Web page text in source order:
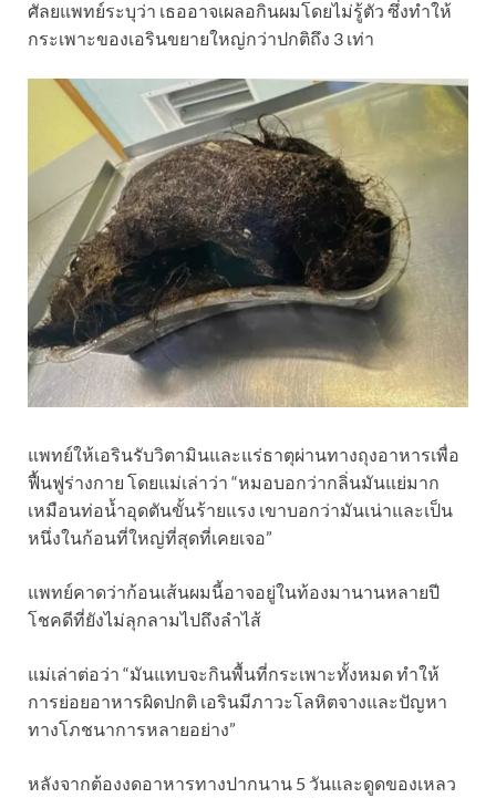
ศัลยแพทย์ระบุว่า เธออาจเผลอกินผมโดยไม่รู้ตัว ซึ่งทำให้
กระเพาะของเอรินขยายใหญ่กว่าปกติถึง 3 เท่า
แพทย์ให้เอรินรับวิตามินและแร่ธาตุผ่านทางถุงอาหารเพื่อ
ฟื้นฟูร่างกาย โดยแม่เล่าว่า “หมอบอกว่ากลิ่นมันแย่มาก
เหมือนท่อน้ำอุดตันขั้นร้ายแรง เขาบอกว่ามันเน่าและเป็น
หนึ่งในก้อนที่ใหญ่ที่สุดที่เคยเจอ”
แพทย์คาดว่าก้อนเส้นผมนี้อาจอยู่ในท้องมานานหลายปี
โชคดีที่ยังไม่ลุกลามไปถึงลำไส้
แม่เล่าต่อว่า “มันแทบจะกินพื้นที่กระเพาะทั้งหมด ทำให้
การย่อยอาหารผิดปกติ เอรินมีภาวะโลหิตจางและปัญหา
ทางโภชนาการหลายอย่าง”
หลังจากต้องงดอาหารทางปากนาน 5 วันและดูดของเหลว